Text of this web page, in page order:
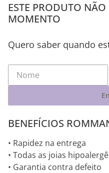
ESTE PRODUTO
MOMENTO
Quero saber quando
BENEFÍCIOS
• Rapidez na entrega
• Todas as joias
• Garantia contra defeito